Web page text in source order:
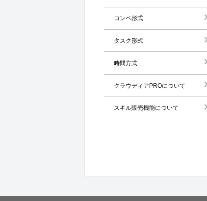
コンペ形式
タスク形式
時間方式
クラウディアPROについて
スキル販売機能について